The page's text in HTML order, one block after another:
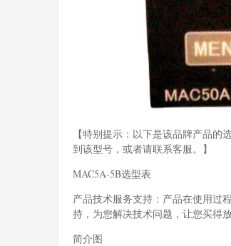
【特别提示：以下是该品牌产品
到该型号，或者请联系客服。】
MAC5A-5B选型表
产品技术服务支持：产品在使用过
持，为您解决技术问题，让您买得
简介图